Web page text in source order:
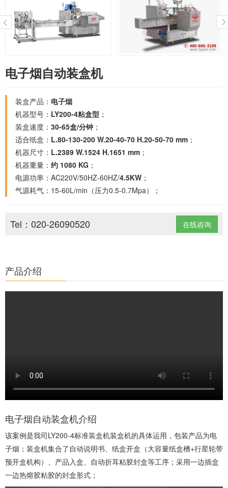
电子烟自动装盒机
装盒产品： 电子烟
机器型号： LY200-4粘盒型 ；
装盒速度： 30-65盒/分钟 ；
适合纸盒： L.80-130-200 W.20-40-70 H.20-50-70 mm ；
机器尺寸： L.2389 W.1524 H.1651 mm ；
机器重量： 约 1080 KG ；
电源功率：AC220V/50HZ-60HZ/4.5KW ；
气源耗气：15-60L/min（压力0.5-0.7Mpa）；
在线咨询
Tel：020-26090520
产品介绍
电子烟自动装盒机介绍
该案例是我司LY200-4标准装盒机装盒机的具体运用，包装产品为电
子烟；装盒机集合了自动说明书、纸盒开盒（大容量纸盒槽+行星轮带
预开盒机构）、产品入盒、自动折耳粘胶封盒等工序；采用一边插盒
一边热熔胶粘胶的封盒形式；